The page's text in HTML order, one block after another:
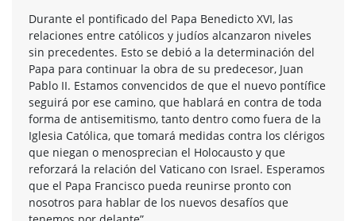
Durante el pontificado del Papa Benedicto XVI, las
relaciones entre católicos y judíos alcanzaron niveles
sin precedentes. Esto se debió a la determinación del
Papa para continuar la obra de su predecesor, Juan
Pablo II. Estamos convencidos de que el nuevo pontífice
seguirá por ese camino, que hablará en contra de toda
forma de antisemitismo, tanto dentro como fuera de la
Iglesia Católica, que tomará medidas contra los clérigos
que niegan o menosprecian el Holocausto y que
reforzará la relación del Vaticano con Israel. Esperamos
que el Papa Francisco pueda reunirse pronto con
nosotros para hablar de los nuevos desafíos que